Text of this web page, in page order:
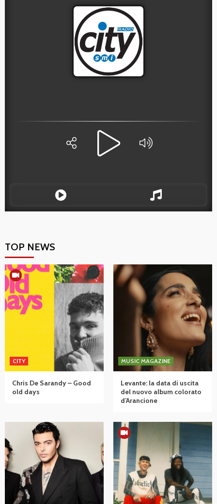
TOP NEWS
CITY
Chris De Sarandy – Good
old days
MUSIC MAGAZINE
Levante: la data di uscita
del nuovo album colorato
d’Arancione